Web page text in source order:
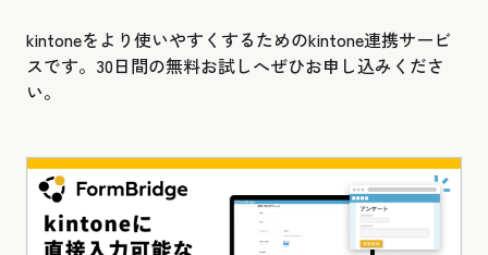
kintoneをより使いやすくするためのkintone連携サービ
スです。30日間の無料お試しへぜひお申し込みくださ
い。